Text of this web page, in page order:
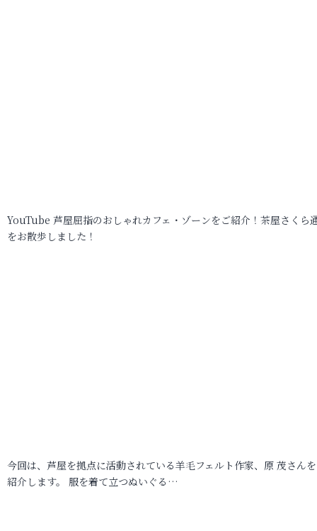
YouTube 芦屋屈指のおしゃれカフェ・ゾーンをご紹介！茶屋さくら
をお散歩しました！
今回は、芦屋を拠点に活動されている羊毛フェルト作家、原 茂さん
紹介します。 服を着て立つぬいぐる…